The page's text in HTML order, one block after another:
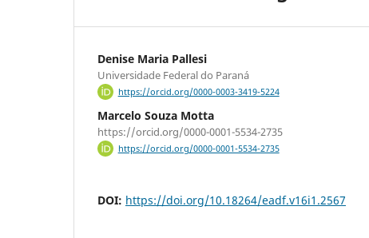
Denise Maria Pallesi
Universidade Federal do Paraná
https://orcid.org/0000-0003-3419-5224
Marcelo Souza Motta
https://orcid.org/0000-0001-5534-2735
https://orcid.org/0000-0001-5534-2735
DOI: https://doi.org/10.18264/eadf.v16i1.2567